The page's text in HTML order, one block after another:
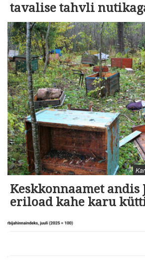
tavalise tahvli
Keskkonnaamet andis
eriload kahe karu